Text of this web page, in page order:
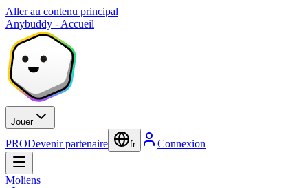
Aller au contenu principal
Anybuddy - Accueil
Jouer
PRODevenir partenaire fr Connexion
Moliens